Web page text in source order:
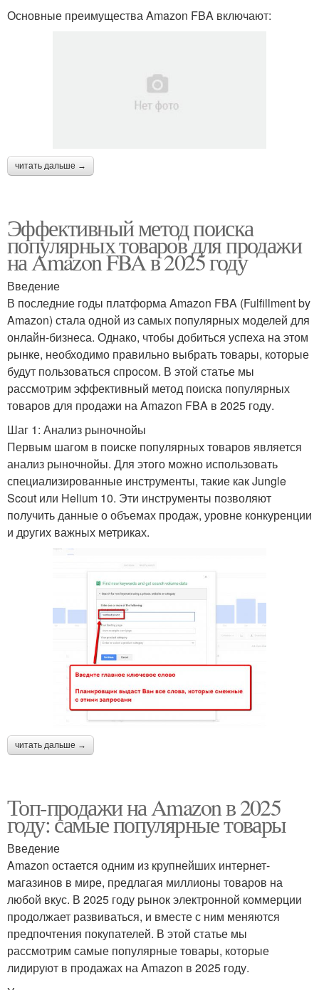
Основные преимущества Amazon FBA включают:
читать дальше →
Эффективный метод поиска
популярных товаров для продажи
на Amazon FBA в 2025 году
Введение
В последние годы платформа Amazon FBA (Fulfillment by
Amazon) стала одной из самых популярных моделей для
онлайн-бизнеса. Однако, чтобы добиться успеха на этом
рынке, необходимо правильно выбрать товары, которые
будут пользоваться спросом. В этой статье мы
рассмотрим эффективный метод поиска популярных
товаров для продажи на Amazon FBA в 2025 году.
Шаг 1: Анализ рыночнойы
Первым шагом в поиске популярных товаров является
анализ рыночнойы. Для этого можно использовать
специализированные инструменты, такие как Jungle
Scout или Helium 10. Эти инструменты позволяют
получить данные о объемах продаж, уровне конкуренции
и других важных метриках.
читать дальше →
Топ-продажи на Amazon в 2025
году: самые популярные товары
Введение
Amazon остается одним из крупнейших интернет-
магазинов в мире, предлагая миллионы товаров на
любой вкус. В 2025 году рынок электронной коммерции
продолжает развиваться, и вместе с ним меняются
предпочтения покупателей. В этой статье мы
рассмотрим самые популярные товары, которые
лидируют в продажах на Amazon в 2025 году.